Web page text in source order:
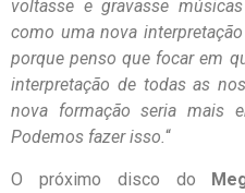
voltasse e gravasse
como uma nova
porque penso que focar em
interpretação de todas as
nova formação seria mais
Podemos fazer isso.“
O próximo disco do